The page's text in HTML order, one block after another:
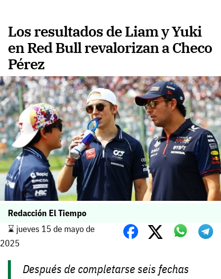
Los resultados de Liam y Yuki
en Red Bull revalorizan a Checo
Pérez
Redacción El Tiempo
⌛️ jueves 15 de mayo de
2025
Después de completarse seis fechas